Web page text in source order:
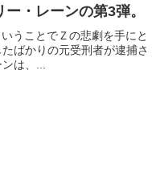
・レーンの第3弾。
うことでＺの悲劇を手にと
ばかりの元受刑者が逮捕さ
は、...